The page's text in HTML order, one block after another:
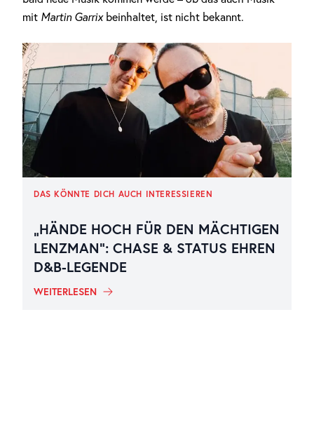
mit Martin Garrix beinhaltet, ist nicht bekannt.
DAS KÖNNTE DICH AUCH INTERESSIEREN
„HÄNDE HOCH FÜR DEN MÄCHTIGEN
LENZMAN“: CHASE & STATUS EHREN
D&B-LEGENDE
WEITERLESEN